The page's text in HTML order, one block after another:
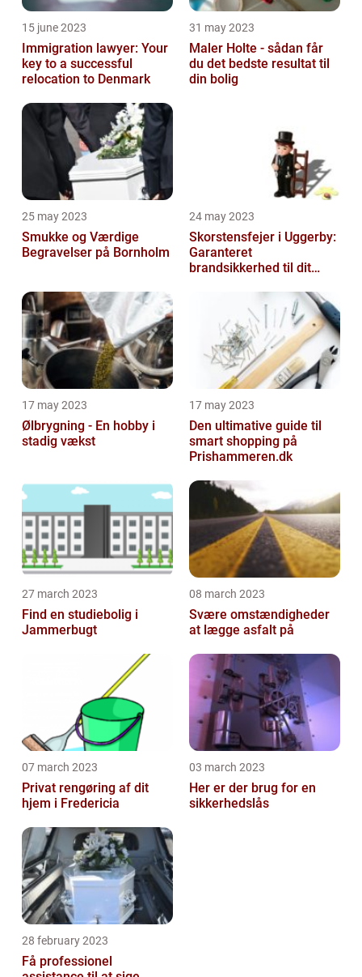
15 june 2023
Immigration lawyer: Your
key to a successful
relocation to Denmark
31 may 2023
Maler Holte - sådan får
du det bedste resultat til
din bolig
25 may 2023
Smukke og Værdige
Begravelser på Bornholm
24 may 2023
Skorstensfejer i Uggerby:
Garanteret
brandsikkerhed til dit
17 may 2023
Ølbrygning - En hobby i
stadig vækst
17 may 2023
Den ultimative guide til
smart shopping på
Prishammeren.dk
27 march 2023
Find en studiebolig i
Jammerbugt
08 march 2023
Svære omstændigheder
at lægge asfalt på
07 march 2023
Privat rengøring af dit
hjem i Fredericia
03 march 2023
Her er der brug for en
sikkerhedslås
28 february 2023
Få professionel